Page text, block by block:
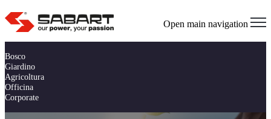
Open main navigation
Bosco
Giardino
Agricoltura
Officina
Corporate